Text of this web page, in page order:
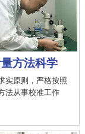
方法科学
实原则，严格按照
法从事校准工作